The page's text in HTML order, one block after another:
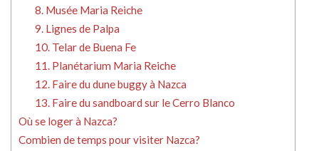
8. Musée Maria Reiche
9. Lignes de Palpa
10. Telar de Buena Fe
11. Planétarium Maria Reiche
12. Faire du dune buggy à Nazca
13. Faire du sandboard sur le Cerro Blanco
Où se loger à Nazca?
Combien de temps pour visiter Nazca?